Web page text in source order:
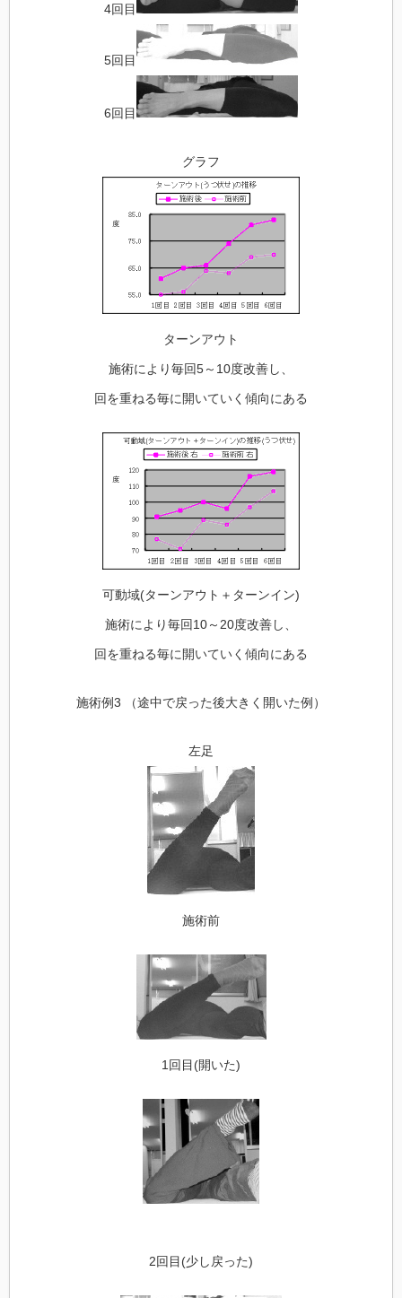
4回目
5回目
6回目
グラフ
ターンアウト
施術により毎回5～10度改善し、
回を重ねる毎に開いていく傾向にある
可動域(ターンアウト＋ターンイン)
施術により毎回10～20度改善し、
回を重ねる毎に開いていく傾向にある
施術例3 （途中で戻った後大きく開いた例）
左足
施術前
1回目(開いた)
2回目(少し戻った)